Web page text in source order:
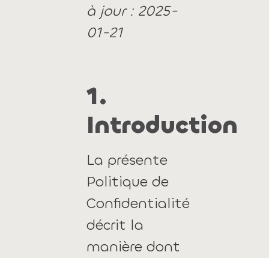
à jour : 2025-
01-21
1.
Introduction
La présente
Politique de
Confidentialité
décrit la
manière dont